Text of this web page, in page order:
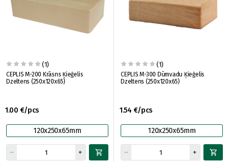
(1)
CEPLIS M-200 Krāsns Ķieģelis
Dzeltens (250x120x65)
1.00 €/pcs
120x250x65mm
(1)
CEPLIS M-300 Dūmvadu Ķieģelis
Dzeltens (250x120x65)
1.54 €/pcs
120x250x65mm